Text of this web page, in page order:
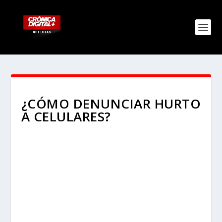
¿CÓMO DENUNCIAR HURTO
A CELULARES?